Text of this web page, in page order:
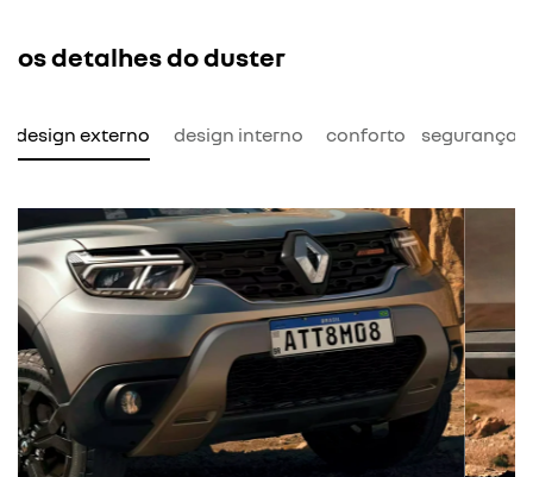
os detalhes do duster
design externo design interno conforto segurança